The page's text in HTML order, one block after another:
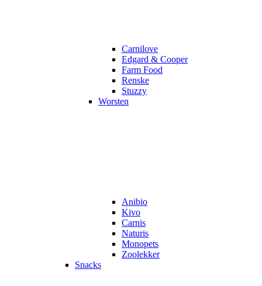
Carnilove
Edgard & Cooper
Farm Food
Renske
Stuzzy
Worsten
Anibio
Kivo
Carnis
Naturis
Monopets
Zoolekker
Snacks